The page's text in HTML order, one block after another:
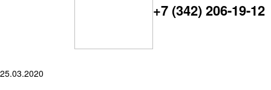
+7 (342) 206-19-12
25.03.2020